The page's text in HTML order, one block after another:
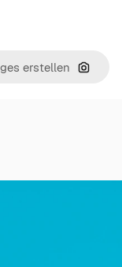
Nach